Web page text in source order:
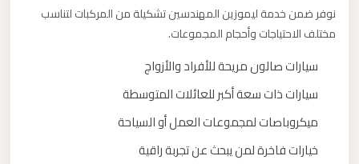
نوفر ضمن خدمة ليموزين المهندسين تشكيلة من المركبات لتناسب
مختلف الاحتياجات وأحجام المجموعات.
سيارات صالون مريحة للأفراد والأزواج
سيارات ذات سعة أكبر للعائلات المتوسطة
ميكروباصات لمجموعات العمل أو السياحة
خيارات فاخرة لمن يبحث عن تجربة راقية